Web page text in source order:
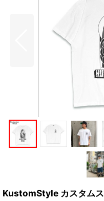
KustomStyle カスタム